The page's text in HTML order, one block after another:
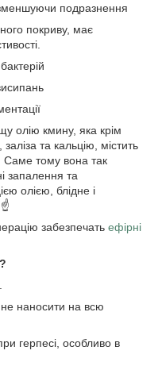
подразнення
покриву, має
олію кмину, яка крім
та кальцію, містить
Саме тому вона так
запалення та
олією, блідне і
☝️
забезпечать ефірні
наносити на всю
герпесі, особливо в